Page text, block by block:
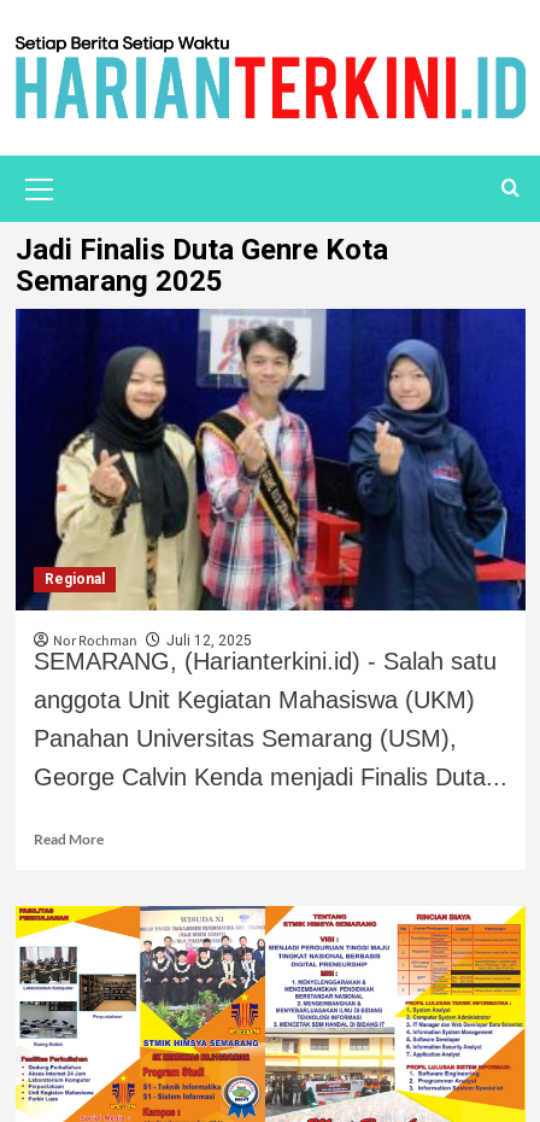
Jadi Finalis Duta Genre Kota
Semarang 2025
Regional
Nor Rochman Juli 12, 2025
SEMARANG, (Harianterkini.id) - Salah satu
anggota Unit Kegiatan Mahasiswa (UKM)
Panahan Universitas Semarang (USM),
George Calvin Kenda menjadi Finalis Duta...
Read More